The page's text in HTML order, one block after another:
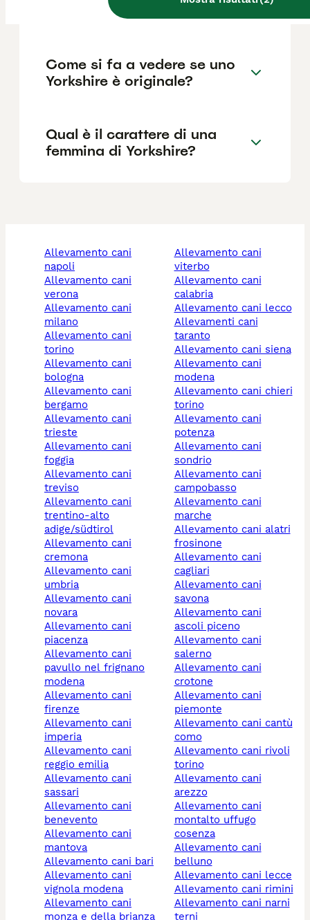
Yorkshire?
Come si fa a vedere se uno
Yorkshire è originale?
Qual è il carattere di una
femmina di Yorkshire?
allevamento cani
napoli
allevamento cani
verona
allevamento cani
milano
allevamento cani
torino
allevamento cani
bologna
allevamento cani
bergamo
allevamento cani
trieste
allevamento cani
foggia
allevamento cani
treviso
allevamento cani
trentino-alto
adige/südtirol
allevamento cani
cremona
allevamento cani
umbria
allevamento cani
novara
allevamento cani
piacenza
allevamento cani
pavullo nel frignano
modena
allevamento cani
firenze
allevamento cani
imperia
allevamento cani
reggio emilia
allevamento cani
sassari
allevamento cani
benevento
allevamento cani
mantova
allevamento cani bari
allevamento cani
vignola modena
allevamento cani
monza e della brianza
allevamento cani
viterbo
allevamento cani
calabria
allevamento cani lecco
allevamenti cani
taranto
allevamento cani siena
allevamento cani
modena
allevamento cani chieri
torino
allevamento cani
potenza
allevamento cani
sondrio
allevamento cani
campobasso
allevamento cani
marche
allevamento cani alatri
frosinone
allevamento cani
cagliari
allevamento cani
savona
allevamento cani
ascoli piceno
allevamento cani
salerno
allevamento cani
crotone
allevamento cani
piemonte
allevamento cani cantù
como
allevamento cani rivoli
torino
allevamento cani
arezzo
allevamento cani
montalto uffugo
cosenza
allevamento cani
belluno
allevamento cani lecce
allevamento cani rimini
allevamento cani narni
terni